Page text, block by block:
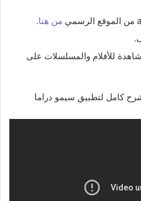
من هنا.
للأفلام والمسلسلات على
شرح كامل لتطبيق سيمو دراما